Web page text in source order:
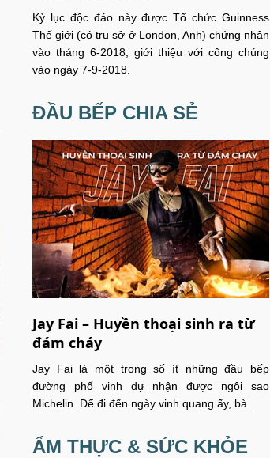
Kỷ lục độc đáo này được Tổ chức Guinness
Thế giới (có trụ sở ở London, Anh) chứng nhận
vào tháng 6-2018, giới thiệu với công chúng
vào ngày 7-9-2018.
ĐẦU BẾP CHIA SẺ
Jay Fai – Huyền thoại sinh ra từ
đám cháy
Jay Fai là một trong số ít những đầu bếp
đường phố vinh dự nhận được ngôi sao
Michelin. Để đi đến ngày vinh quang ấy, bà...
ẨM THỰC & SỨC KHỎE